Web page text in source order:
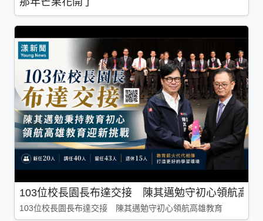
103位校長園長布達交接 陳其邁勉守初心領航高雄
103位校長園長布達交接 陳其邁勉守初心領航高雄教育